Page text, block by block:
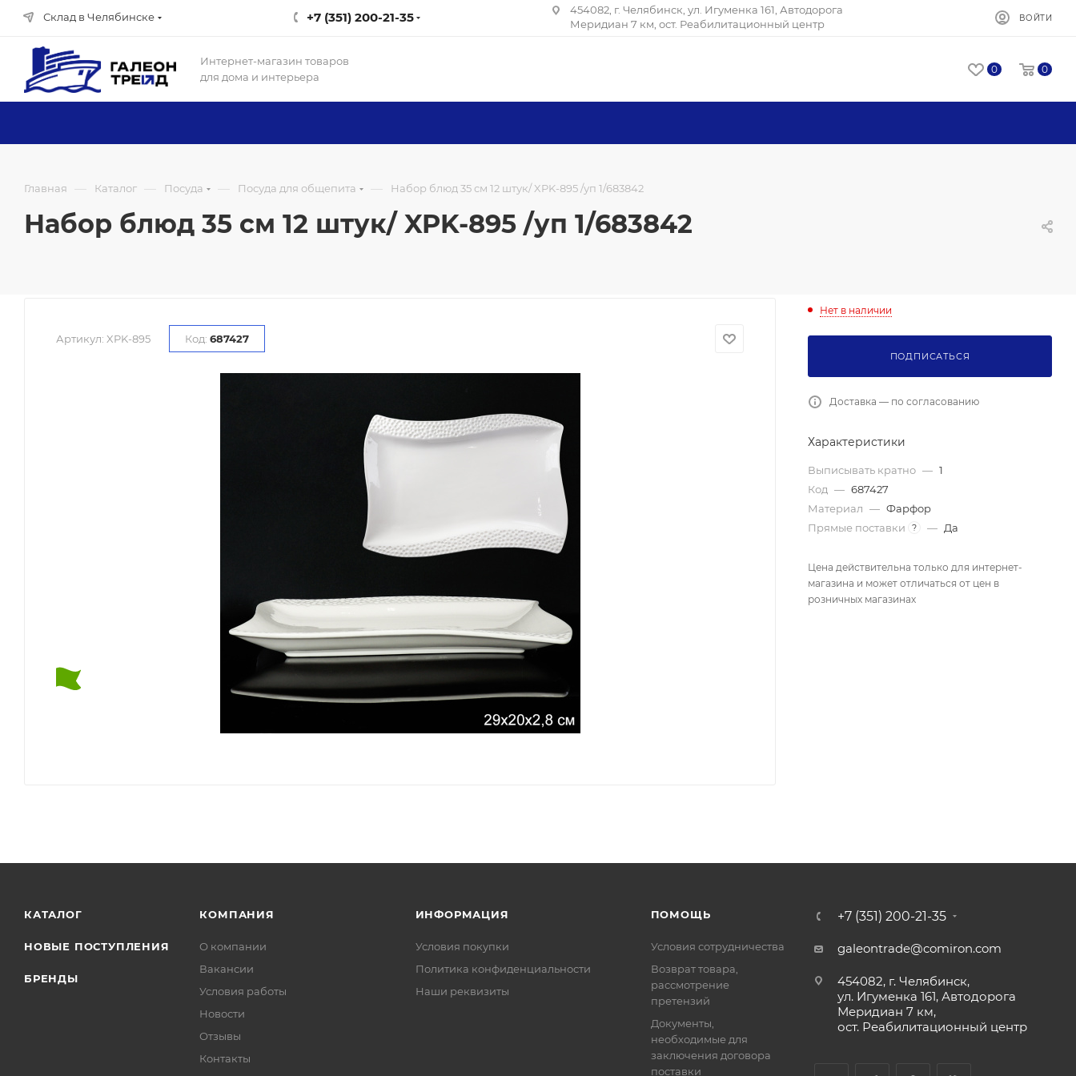
Склад в Челябинске +7 (351) 200-21-35
454082, г. Челябинск, ул. Игуменка 161, Автодорога
Меридиан 7 км, ост. Реабилитационный центр
ВОЙТИ
Интернет-магазин товаров
для дома и интерьера
0 0
Главная — Каталог — Посуда — Посуда для общепита — Набор блюд 35 см 12 штук/ XPK-895 /уп 1/683842
Набор блюд 35 см 12 штук/ XPK-895 /уп 1/683842
Артикул: XPK-895 Код: 687427
Нет в наличии
ПОДПИСАТЬСЯ
Доставка — по согласованию
Характеристики
Выписывать кратно — 1
Код — 687427
Материал — Фарфор
Прямые поставки
? — Да
Цена действительна только для интернет-
магазина и может отличаться от цен в
розничных магазинах
КАТАЛОГ
НОВЫЕ ПОСТУПЛЕНИЯ
БРЕНДЫ
КОМПАНИЯ
О компании
Вакансии
Условия работы
Новости
Отзывы
Контакты
ИНФОРМАЦИЯ
Условия покупки
Политика конфиденциальности
Наши реквизиты
ПОМОЩЬ
Условия сотрудничества
Возврат товара,
рассмотрение
претензий
Документы,
необходимые для
заключения договора
поставки
+7 (351) 200-21-35
galeontrade@comiron.com
454082, г. Челябинск,
ул. Игуменка 161, Автодорога
Меридиан 7 км,
ост. Реабилитационный центр